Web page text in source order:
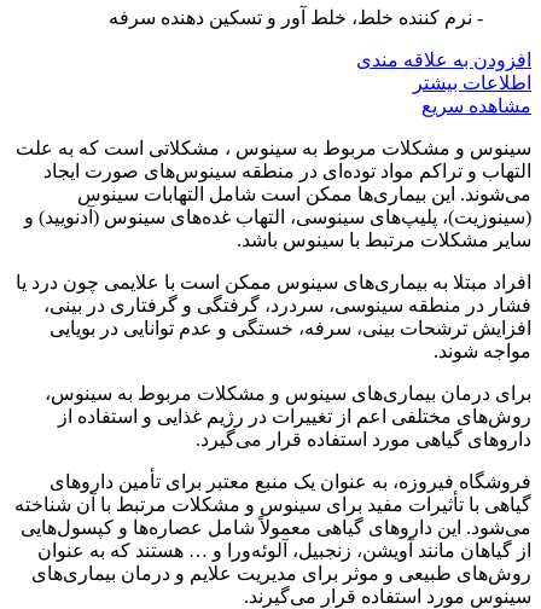
- نرم کننده خلط، خلط آور و تسکین دهنده سرفه
افزودن به علاقه مندی
اطلاعات بیشتر
مشاهده سریع
سینوس و مشکلات مربوط به سینوس ، مشکلاتی است که به علت
التهاب و تراکم مواد توده‌ای در منطقه سینوس‌های صورت ایجاد
می‌شوند. این بیماری‌ها ممکن است شامل التهابات سینوس
(سینوزیت)، پلیپ‌های سینوسی، التهاب غده‌های سینوس (آدنویید) و
سایر مشکلات مرتبط با سینوس باشد.
افراد مبتلا به بیماری‌های سینوس ممکن است با علایمی چون درد یا
فشار در منطقه سینوسی، سردرد، گرفتگی و گرفتاری در بینی،
افزایش ترشحات بینی، سرفه، خستگی و عدم توانایی در بویایی
مواجه شوند.
برای درمان بیماری‌های سینوس و مشکلات مربوط به سینوس،
روش‌های مختلفی اعم از تغییرات در رژیم غذایی و استفاده از
داروهای گیاهی مورد استفاده قرار می‌گیرد.
فروشگاه فیروزه، به عنوان یک منبع معتبر برای تأمین داروهای
گیاهی با تأثیرات مفید برای سینوس و مشکلات مرتبط با آن شناخته
می‌شود. این داروهای گیاهی معمولاً شامل عصاره‌ها و کپسول‌هایی
از گیاهان مانند آویشن، زنجبیل، آلوئه‌ورا و … هستند که به عنوان
روش‌های طبیعی و موثر برای مدیریت علایم و درمان بیماری‌های
سینوس مورد استفاده قرار می‌گیرند.